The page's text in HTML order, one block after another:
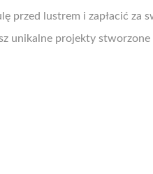
przed lustrem i zapłacić
unikalne projekty